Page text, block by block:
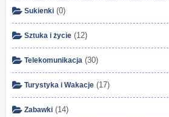
Sukienki (0)
Sztuka i życie (12)
Telekomunikacja (30)
Turystyka i Wakacje (17)
Zabawki (14)